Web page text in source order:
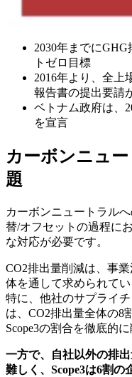
2030年までに
トゼロ目標
2016年より、全上
報告書の提出要請
ベトナム政府は、
を宣言
カーボンニュ
題
カーボンニュートラル
替/オフセットの過程に
な対応が必要です。
CO2排出量削減は、事
体を通して求められてい
特に、他社のサプライ
は、CO2排出量全体の8
Scope3の割合を徹底的
一方で、自社以外の排
難しく、Scope3は6割の